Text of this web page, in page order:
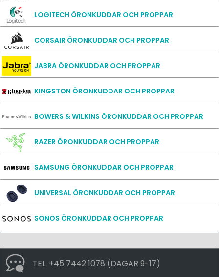
LOGITECH ÖRONKUDDAR OCH PROPPAR
CORSAIR ÖRONKUDDAR OCH PROPPAR
JABRA ÖRONKUDDAR OCH PROPPAR
KINGSTON ÖRONKUDDAR OCH PROPPAR
BOWERS & WILKINS ÖRONKUDDAR OCH PROPPAR
RAZER ÖRONKUDDAR OCH PROPPAR
SAMSUNG ÖRONKUDDAR OCH PROPPAR
UNIVERSAL ÖRONKUDDAR OCH PROPPAR
SONOS ÖRONKUDDAR OCH PROPPAR
TEL. +45 7442 1078 (DAGAR 9-17)